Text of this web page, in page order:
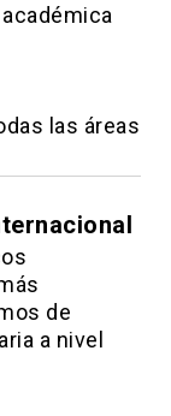
las áreas
de
a nivel